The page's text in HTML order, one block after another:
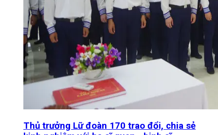
Thủ trưởng Lữ đoàn 170 trao đổi, chia sẻ